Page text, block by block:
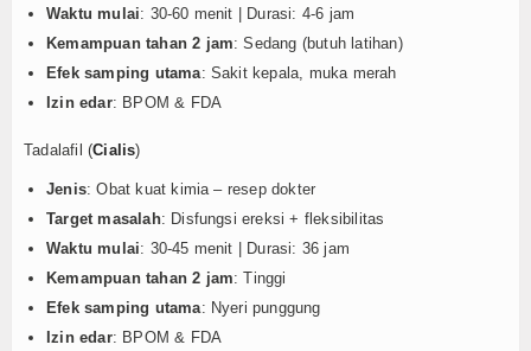
Waktu mulai: 30-60 menit | Durasi: 4-6 jam
Kemampuan tahan 2 jam: Sedang (butuh latihan)
Efek samping utama: Sakit kepala, muka merah
Izin edar: BPOM & FDA
Tadalafil (Cialis)
Jenis: Obat kuat kimia – resep dokter
Target masalah: Disfungsi ereksi + fleksibilitas
Waktu mulai: 30-45 menit | Durasi: 36 jam
Kemampuan tahan 2 jam: Tinggi
Efek samping utama: Nyeri punggung
Izin edar: BPOM & FDA